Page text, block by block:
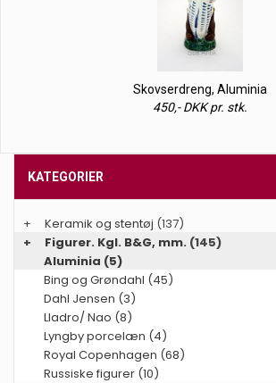
Skovserdreng, Aluminia
450,- DKK pr. stk.
KATEGORIER
+ Keramik og stentøj (137)
+
Figurer. Kgl. B&G, mm. (145)
Aluminia (5)
Bing og Grøndahl (45)
Dahl Jensen (3)
Lladro/ Nao (8)
Lyngby porcelæn (4)
Royal Copenhagen (68)
Russiske figurer (10)